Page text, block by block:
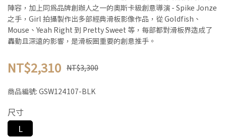
陣容，加上同為品牌創辦人之一的奧斯卡級創意導演 - Spike Jonze
之手，Girl 拍攝製作出多部經典滑板影像作品，從 Goldfish、
Mouse、Yeah Right 到 Pretty Sweet 等，每部都對滑板界造成了
轟動且深遠的影響，是滑板圈重要的創意推手。
NT$2,310 NT$3,300
商品編號: GSW124107-BLK
尺寸
L